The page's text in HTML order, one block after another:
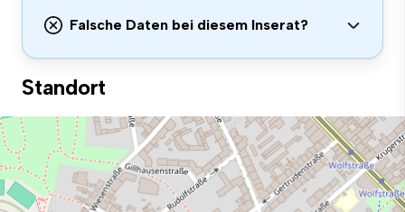
Falsche Daten bei diesem Inserat?
Standort